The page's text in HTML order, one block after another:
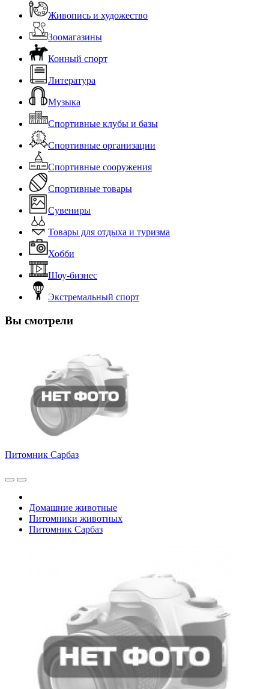
Живопись и художество
Зоомагазины
Конный спорт
Литература
Музыка
Спортивные клубы и базы
Спортивные организации
Спортивные сооружения
Спортивные товары
Сувениры
Товары для отдыха и туризма
Хобби
Шоу-бизнес
Экстремальный спорт
Вы смотрели
Питомник Сарбаз
Домашние животные
Питомники животных
Питомник Сарбаз